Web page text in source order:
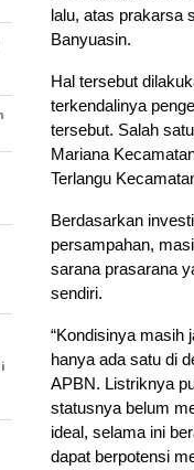
lalu, atas prakarsa
Banyuasin.
Hal tersebut
terkendalinya
tersebut. Salah
Mariana
Terlangu
Berdasarkan
persampahan,
sarana prasarana
sendiri.
“Kondisinya masih
hanya ada satu di
APBN. Listriknya
statusnya belum
ideal, selama ini
dapat berpotensi